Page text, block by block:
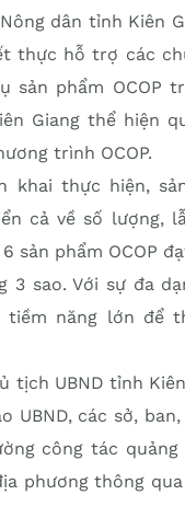
dân tỉnh Kiên
thực hỗ trợ các
sản phẩm OCOP
Giang thể hiện
trình OCOP.
khai thực hiện,
cả về số lượng,
sản phẩm OCOP
3 sao. Với sự đa
tiềm năng lớn để
tịch UBND tỉnh
UBND, các sở,
công tác quảng
phương thông